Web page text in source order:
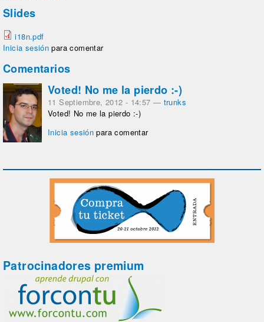
Slides
i18n.pdf
Inicia sesión para comentar
Comentarios
Voted! No me la pierdo :-)
11 Septiembre, 2012 - 14:57 — trunks
Voted! No me la pierdo :-)
Inicia sesión para comentar
Patrocinadores premium